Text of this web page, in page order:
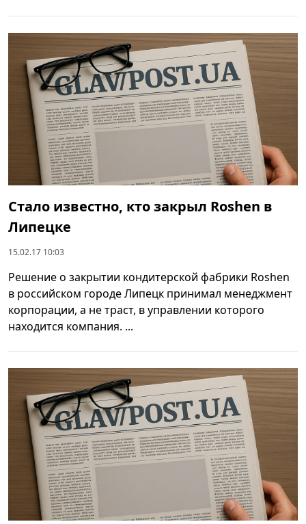
Стало известно, кто закрыл Roshen в
Липецке
15.02.17 10:03
Решение о закрытии кондитерской фабрики Roshen
в российском городе Липецк принимал менеджмент
корпорации, а не траст, в управлении которого
находится компания. ...